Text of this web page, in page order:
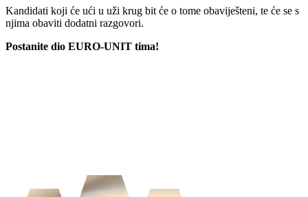
Kandidati koji će ući u uži krug bit će o tome obaviješteni, te će se s
njima obaviti dodatni razgovori.
Postanite dio EURO-UNIT tima!